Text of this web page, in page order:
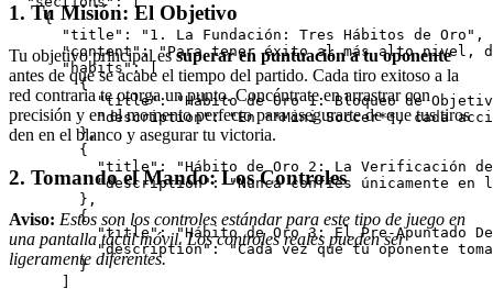
1. Tu Misión: El Objetivo
Tu objetivo principal essuperar en puntuación a tu oponente
antes de que se acabe el tiempo del partido. Cada tiro exitoso a la
red contraria te otorga un punto. Concéntrate en arrastrar con
precisión y en el momento perfecto para asegurarte de que tus tiros
den en el blanco y asegurar tu victoria.
2. Tomando el Mando: Los Controles
Aviso: Estos son los controles estándar para este tipo de juego en
una pantalla táctil móvil. Los controles reales pueden ser
ligeramente diferentes.
    {
      "title": "1. La Fundación: Tres Hábitos de Oro",
"content": "Para tener éxito al más alto nivel,
      "habits": [
        {
"title": "Hábito de Oro 1: Bloqueo de
"description": "En **Mini Soccer**, cada
        },
        {
"title": "Hábito de Oro 2: La Verificación
"description": "Nunca confíes únicamente en
        },
        {
"title": "Hábito de Oro 3: El Pre-Apuntado
"description": "Cada vez que tu oponente
        }